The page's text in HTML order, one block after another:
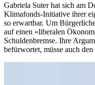
Gabriela Suter hat sich am
Klimafonds-Initiative ihrer
so erwartbar. Um
auf einen «liberalen
Schuldenbremse. Ihre
befürwortet, müsse auch